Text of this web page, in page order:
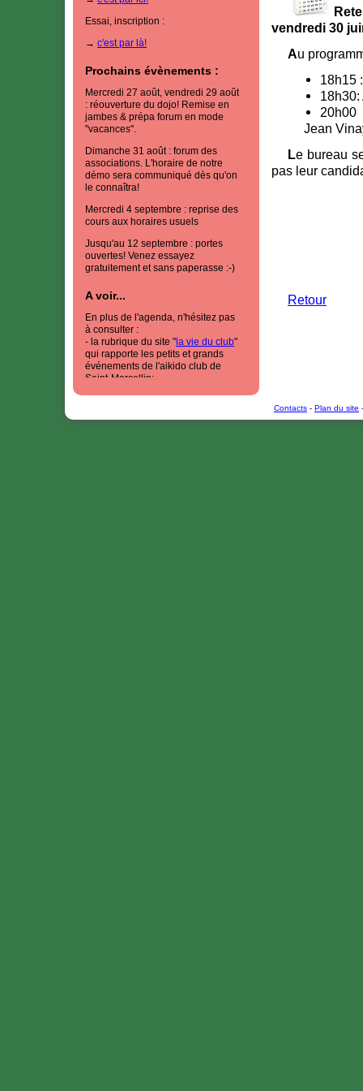
Essai, inscription :
c'est par là!
Prochains évènements :
Mercredi 27 août, vendredi 29 août
: réouverture du dojo! Remise en
jambes & prépa forum en mode
"vacances".
Dimanche 31 août : forum des
associations. L'horaire de notre
démo sera communiqué dès qu'on
le connaîtra!
Mercredi 4 septembre : reprise des
cours aux horaires usuels
Jusqu'au 12 septembre : portes
ouvertes! Venez essayez
gratuitement et sans paperasse :-)
A voir...
En plus de l'agenda, n'hésitez pas
à consulter :
- la rubrique du site "la vie du club"
qui rapporte les petits et grands
événements de l'aikido club de
Saint-Marcellin;
vendredi 30
Au
18h15
18h30:
20h00
Jean
Le bureau sera à renouveler: le président et la trésorière ne renouvellent
pas leur
Retour
Contacts - Plan du site